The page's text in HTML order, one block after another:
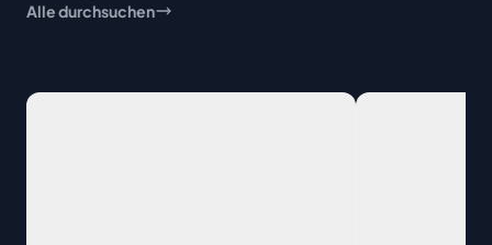
Alle durchsuchen